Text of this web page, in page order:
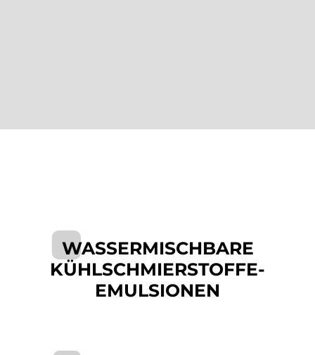
WASSERMISCHBARE
KÜHLSCHMIERSTOFFE-
EMULSIONEN